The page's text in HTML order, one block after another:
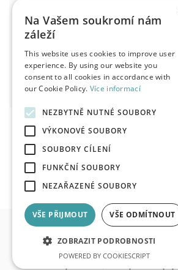
KOMENTOVANÉ PROHLÍDKY - SBOR
HISTORIE, VYBAVENÍ, ZVONOHRA A
Sbor kněze Ambrože, Hradec Králové
st, 12. 8. 2026 15:00
Volná místa : 10
© 2026, HKPOINT.CZ - Všechna práva
Provozovatel:Destinační společnost Hradecko, z.
500 03 Hradec Králové
Na Vašem soukromí nám
záleží
This website uses cookies to improve user
experience. By using our website you
consent to all cookies in accordance with
our Cookie Policy. Více informací
NEZBYTNĚ NUTNÉ SOUBORY
VÝKONOVÉ SOUBORY
SOUBORY CÍLENÍ
FUNKČNÍ SOUBORY
NEZAŘAZENÉ SOUBORY
VŠE PŘIJMOUT VŠE ODMÍTNOUT
ZOBRAZIT PODROBNOSTI
POWERED BY COOKIESCRIPT